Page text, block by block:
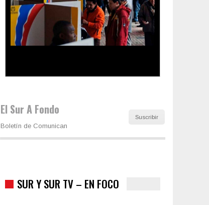
El Sur A Fondo
Boletín de Comunican
Suscribir
SUR Y SUR TV – EN FOCO